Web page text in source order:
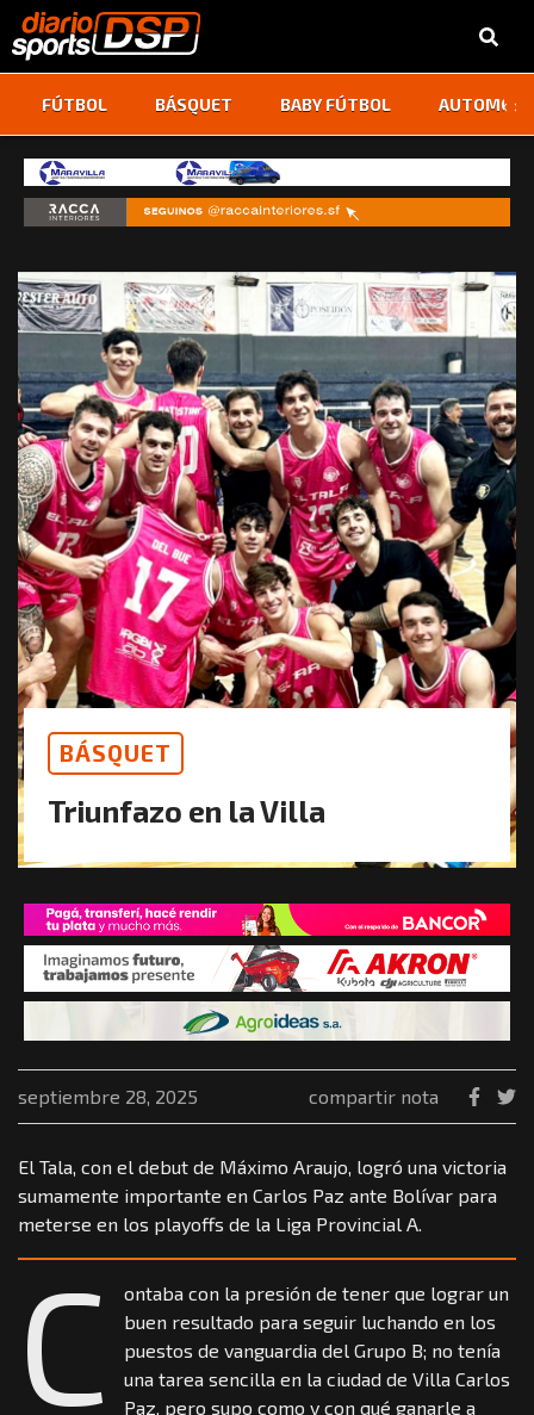
FÚTBOL BÁSQUET BABY FÚTBOL ‹ ›
BÁSQUET
Triunfazo en la Villa
septiembre 28, 2025 compartir nota
El Tala, con el debut de Máximo Araujo, logró una victoria
sumamente importante en Carlos Paz ante Bolívar para
meterse en los playoffs de la Liga Provincial A.
C
ontaba con la presión de tener que lograr un
buen resultado para seguir luchando en los
puestos de vanguardia del Grupo B; no tenía
una tarea sencilla en la ciudad de Villa Carlos
Paz, pero supo como y con qué ganarle a